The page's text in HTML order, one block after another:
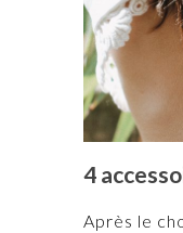
4
Après le